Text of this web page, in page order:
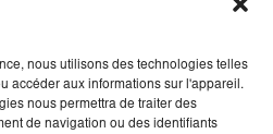
nous utilisons des technologies telles
accéder aux informations sur l'appareil.
nous permettra de traiter des
de navigation ou des identifiants